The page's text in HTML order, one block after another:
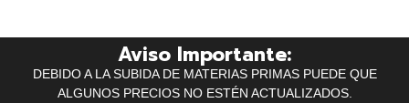
Aviso Importante:
DEBIDO A LA SUBIDA DE MATERIAS PRIMAS PUEDE QUE
ALGUNOS PRECIOS NO ESTÉN ACTUALIZADOS.